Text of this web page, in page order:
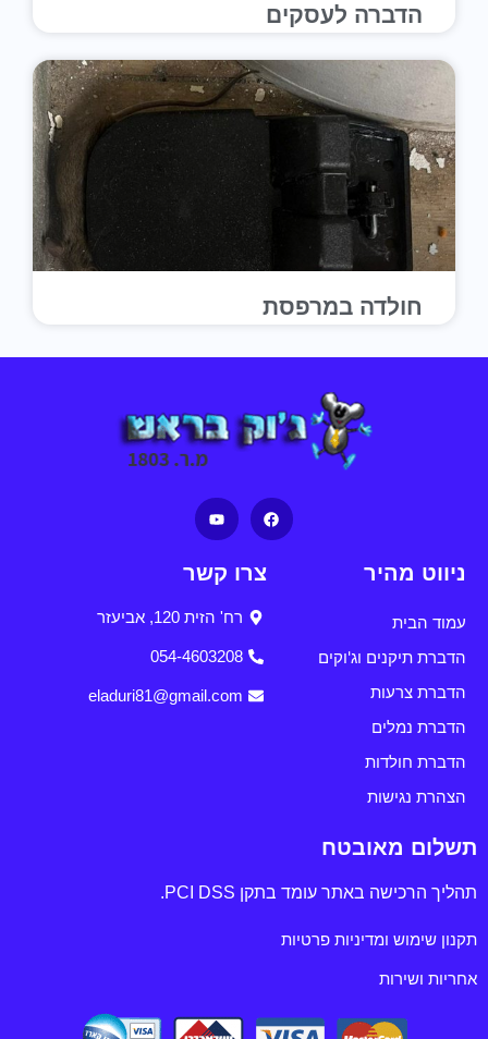
הדברה לעסקים
חולדה במרפסת
ניווט מהיר
עמוד הבית
הדברת תיקנים וג'וקים
הדברת צרעות
הדברת נמלים
הדברת חולדות
הצהרת נגישות
צרו קשר
רח' הזית 120, אביעזר
054-4603208
eladuri81@gmail.com
תשלום מאובטח
תהליך הרכישה באתר עומד בתקן PCI DSS.
תקנון שימוש ומדיניות פרטיות
אחריות ושירות